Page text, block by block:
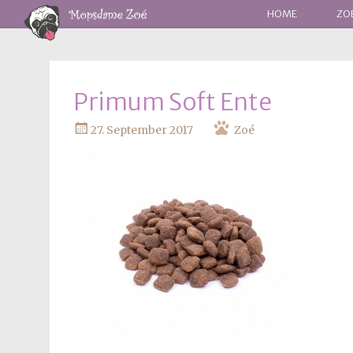
WEITER
HOME
Primum Soft Ente
27. September 2017 Zoé